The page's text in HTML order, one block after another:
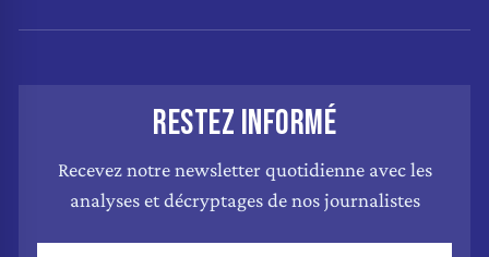
RESTEZ INFORMÉ
Recevez notre newsletter quotidienne avec les
analyses et décryptages de nos journalistes